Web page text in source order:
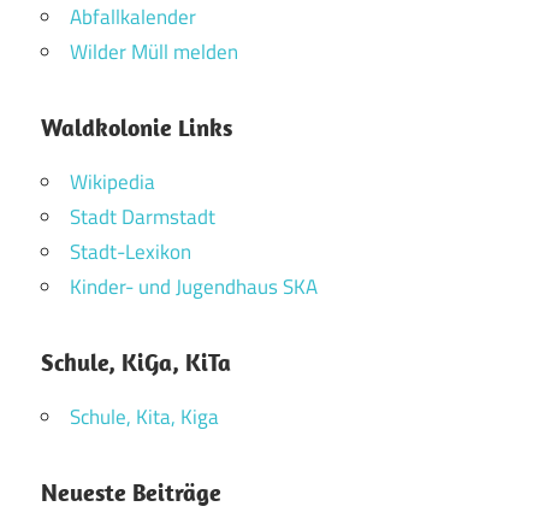
Abfallkalender
Wilder Müll melden
Waldkolonie Links
Wikipedia
Stadt Darmstadt
Stadt-Lexikon
Kinder- und Jugendhaus SKA
Schule, KiGa, KiTa
Schule, Kita, Kiga
Neueste Beiträge